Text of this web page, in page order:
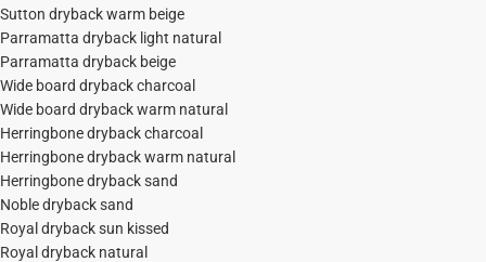
Sutton dryback warm beige
Parramatta dryback light natural
Parramatta dryback beige
Wide board dryback charcoal
Wide board dryback warm natural
Herringbone dryback charcoal
Herringbone dryback warm natural
Herringbone dryback sand
Noble dryback sand
Royal dryback sun kissed
Royal dryback natural